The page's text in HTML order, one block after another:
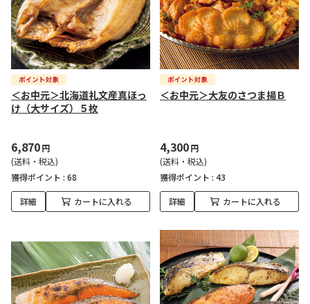
＜お中元＞北海道礼文産真ほっ
け（大サイズ）５枚
6,870円
(送料・税込)
獲得ポイント : 68
詳細 カートに入れる
＜お中元＞大友のさつま揚Ｂ
4,300円
(送料・税込)
獲得ポイント : 43
詳細 カートに入れる